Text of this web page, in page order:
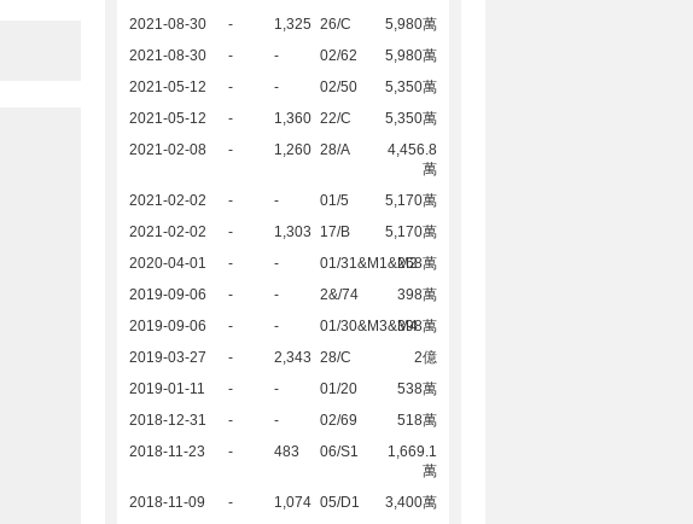
2021-08-30
- 1,325 26/C
5,980萬
2021-08-30
- - 02/62
5,980萬
2021-05-12
- - 02/50
5,350萬
2021-05-12
- 1,360 22/C
5,350萬
2021-02-08
- 1,260 28/A
4,456.8
萬
2021-02-02
- - 01/5
5,170萬
2021-02-02
- 1,303 17/B
5,170萬
2020-04-01
- - 01/31&M1&M2268萬
2019-09-06
- - 2&/74
398萬
2019-09-06
- - 01/30&M3&M4398萬
2019-03-27
- 2,343 28/C
2億
2019-01-11
- - 01/20
538萬
2018-12-31
- - 02/69
518萬
2018-11-23
- 483 06/S1
1,669.1
萬
2018-11-09
- 1,074 05/D1
3,400萬